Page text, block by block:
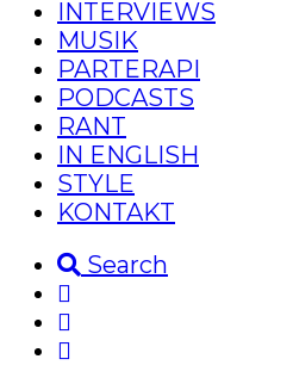
INTERVIEWS
MUSIK
PARTERAPI
PODCASTS
RANT
IN ENGLISH
STYLE
KONTAKT
Search